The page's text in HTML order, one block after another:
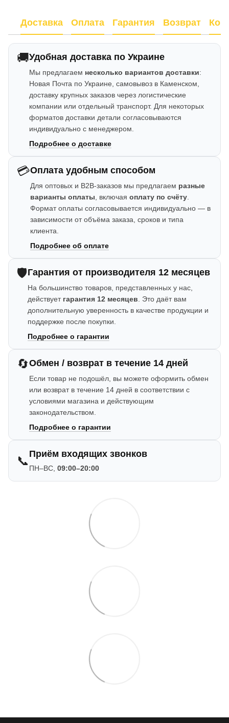
Доставка Оплата Гарантия Возврат
🚚Удобная доставка по Украине
Мы предлагаем несколько вариантов доставки:
Новая Почта по Украине, самовывоз в Каменском,
доставку крупных заказов через логистические
компании или отдельный транспорт. Для некоторых
форматов доставки детали согласовываются
индивидуально с менеджером.
Подробнее о доставке
💳Оплата удобным способом
Для оптовых и B2B-заказов мы предлагаем разные
варианты оплаты , включая оплату по счёту
Формат оплаты согласовывается индивидуально — в
зависимости от объёма заказа, сроков и типа
клиента.
Подробнее об оплате
🛡️Гарантия от производителя 12 месяцев
На большинство товаров, представленных у нас,
действует гарантия 12 месяцев . Это даёт вам
дополнительную уверенность в качестве продукции и
поддержке после покупки.
Подробнее о гарантии
🔄Обмен / возврат в течение 14 дней
Если товар не подошёл, вы можете оформить обмен
или возврат в течение 14 дней в соответствии с
условиями магазина и действующим
законодательством.
Подробнее о гарантии
📞 Приём входящих звонков
ПН–ВС, 09:00–20:00